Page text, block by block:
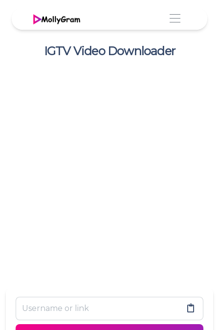
IGTV Video Downloader